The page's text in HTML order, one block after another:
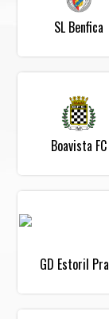
SL Benfica
Boavista FC
GD Estoril